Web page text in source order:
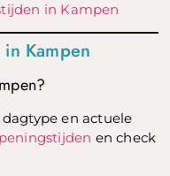
in Kampen
Kampen
en actuele
en check